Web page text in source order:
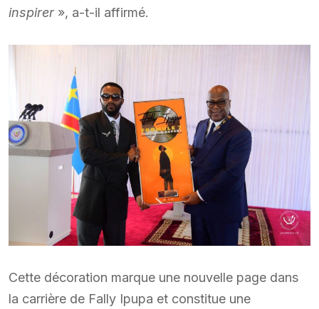
inspirer », a-t-il affirmé.
Cette décoration marque une nouvelle page dans
la carrière de Fally Ipupa et constitue une